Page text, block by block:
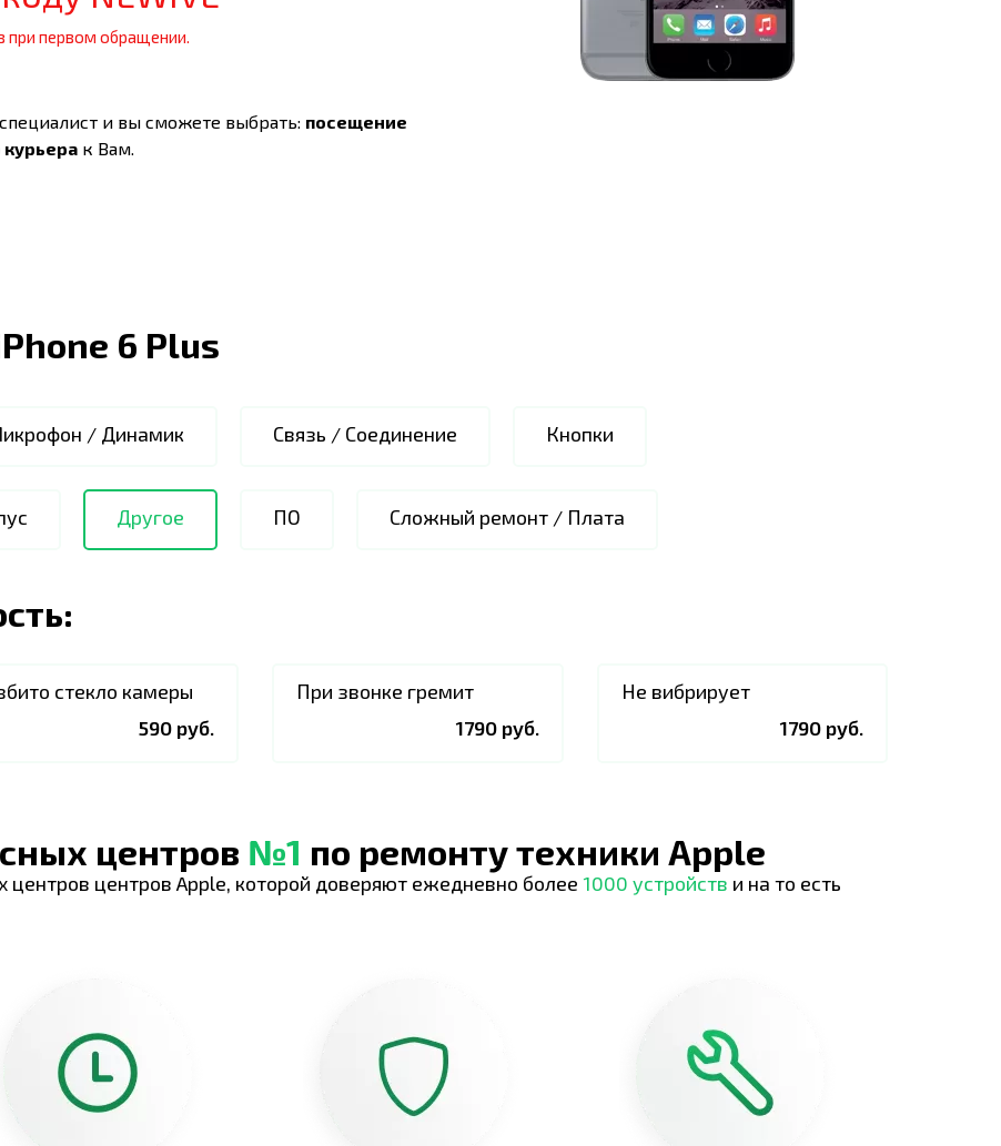
при первом обращении.
и вы сможете выбрать: посещение
к Вам.
6 Plus
/ Динамик Связь / Соединение Кнопки
Другое ПО Сложный ремонт / Плата
стекло камеры
590 руб.
При звонке гремит
1790 руб.
Не вибрирует
1790 руб.
центров №1 по ремонту техники Apple
центров Apple, которой доверяют ежедневно более 1000 устройств и на то есть